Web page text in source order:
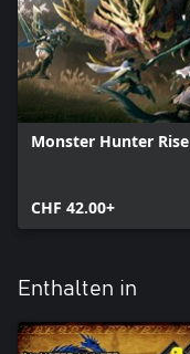
Monster Hunter Rise
CHF 42.00+
Enthalten in